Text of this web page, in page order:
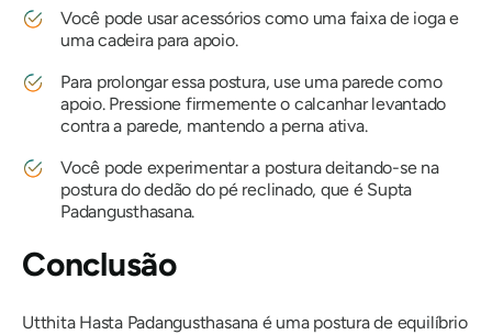
Você pode usar acessórios como uma faixa de ioga e
uma cadeira para apoio.
Para prolongar essa postura, use uma parede como
apoio. Pressione firmemente o calcanhar levantado
contra a parede, mantendo a perna ativa.
Você pode experimentar a postura deitando-se na
postura do dedão do pé reclinado, que é Supta
Padangusthasana.
Conclusão
Utthita Hasta Padangusthasana é uma postura de equilíbrio